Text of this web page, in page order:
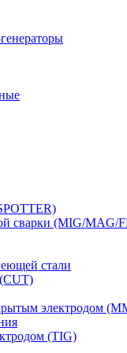
сварки (MIG/MAG/
стали
электродом
(TIG)